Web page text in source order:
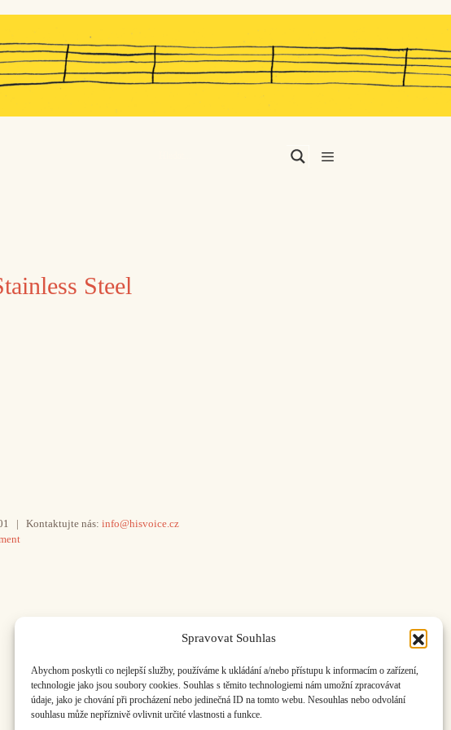
Spravovat Souhlas
Abychom poskytli co nejlepší služby, používáme k ukládání a/nebo přístupu k informacím o zařízení,
technologie jako jsou soubory cookies. Souhlas s těmito technologiemi nám umožní zpracovávat
údaje, jako je chování při procházení nebo jedinečná ID na tomto webu. Nesouhlas nebo odvolání
souhlasu může nepříznivě ovlivnit určité vlastnosti a funkce.
Steel
| Kontaktujte nás: info@hisvoice.cz